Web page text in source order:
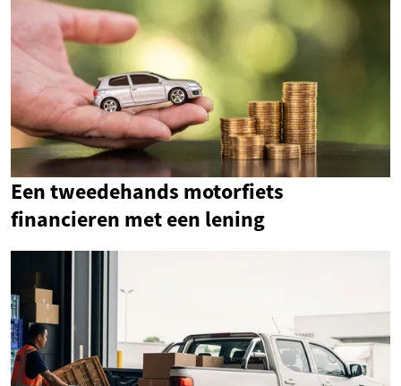
Een tweedehands motorfiets
financieren met een lening